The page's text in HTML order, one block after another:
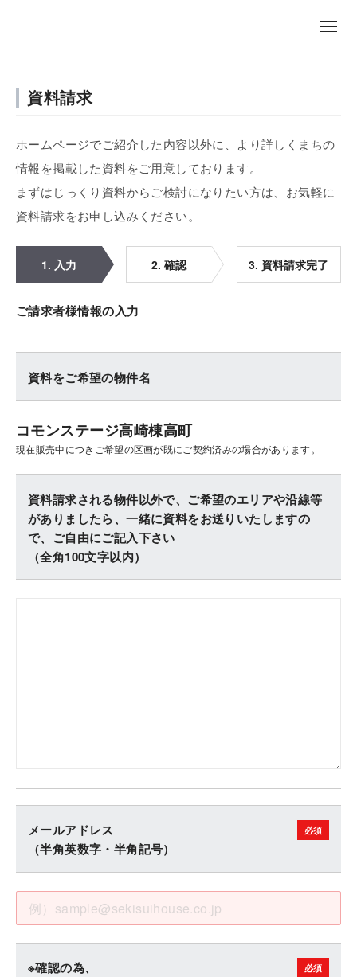
資料請求
ホームページでご紹介した内容以外に、より詳しくまちの
情報を掲載した資料をご用意しております。
まずはじっくり資料からご検討になりたい方は、お気軽に
資料請求をお申し込みください。
1. 入力 2. 確認 3. 資料請求完了
ご請求者様情報の入力
資料をご希望の物件名
コモンステージ高崎棟高町
現在販売中につきご希望の区画が既にご契約済みの場合があります。
資料請求される物件以外で、ご希望のエリアや沿線等
がありましたら、一緒に資料をお送りいたしますの
で、ご自由にご記入下さい
（全角100文字以内）
メールアドレス
（半角英数字・半角記号）
※確認の為、